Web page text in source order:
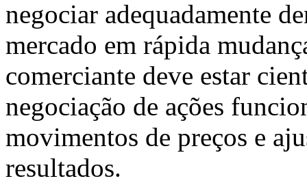
negociar adequadamente
mercado em rápida
comerciante deve estar
negociação de ações
movimentos de preços e
resultados.